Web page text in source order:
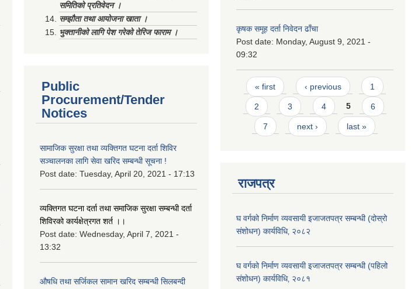
समितिको प्रतिवेदन ।
सम्झौता तथा आयोजना खाता ।
भुक्तानीको लागि पेश गरेको तेरिज फाराम ।
Public
Procurement/Tender
Notices
सामाजिक सुरक्षा तथा व्यक्तिगत घटना दर्ता शिविर
सञ्चालनका लागि सेवा खरिद सम्बन्धी सूचना !
Post date: Tuesday, April 20, 2021 - 17:13
व्यक्तिगत घटना दर्ता तथा समाजिक सुरक्षा सम्बन्धी दर्ता
शिविरको कार्यक्षेत्रगत शर्त ।।
Post date: Wednesday, April 7, 2021 -
13:32
औषधि तथा सर्जिकल सामान खरिद सम्बन्धी सिलबन्दी
कृषक समूह दर्ता निवेदन ढाँचा
Post date: Monday, August 9, 2021 -
09:32
Pages
« first ‹ previous 1
2 3 4 5 6
7 next › last »
राजपत्र
घ वर्गको निर्माण व्यवसायी इजाजतपत्र सम्बन्धी (दोस्रो
संशोधन) कार्यविधि‚ २०८२
घ वर्गको निर्माण व्यवसायी इजाजतपत्र सम्बन्धी (पहिलो
संशोधन) कार्यविधि‚ २०८१